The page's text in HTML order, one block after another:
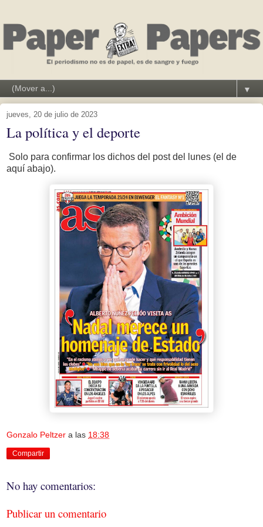
▼
jueves, 20 de julio de 2023
La política y el deporte
Solo para confirmar los dichos del post del lunes (el de
aquí abajo).
Gonzalo Peltzer a las 18:38
Compartir
No hay comentarios:
Publicar un comentario